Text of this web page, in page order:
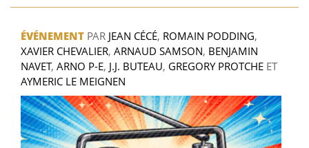
ÉVÉNEMENT PAR JEAN CÉCÉ, ROMAIN PODDING,
XAVIER CHEVALIER, ARNAUD SAMSON, BENJAMIN
NAVET, ARNO P-E, J.J. BUTEAU, GREGORY PROTCHE ET
AYMERIC LE MEIGNEN